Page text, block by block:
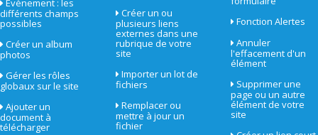
Evènement : les
différents champs
possibles
Créer un album
photos
Gérer les rôles
globaux sur le site
Ajouter un
document à
télécharger
Créer un ou
plusieurs liens
externes dans une
rubrique de votre
site
Importer un lot de
fichiers
Remplacer ou
mettre à jour un
fichier
Fonction Alertes
Annuler
l'effacement d'un
élément
Supprimer une
page ou un autre
élément de votre
site